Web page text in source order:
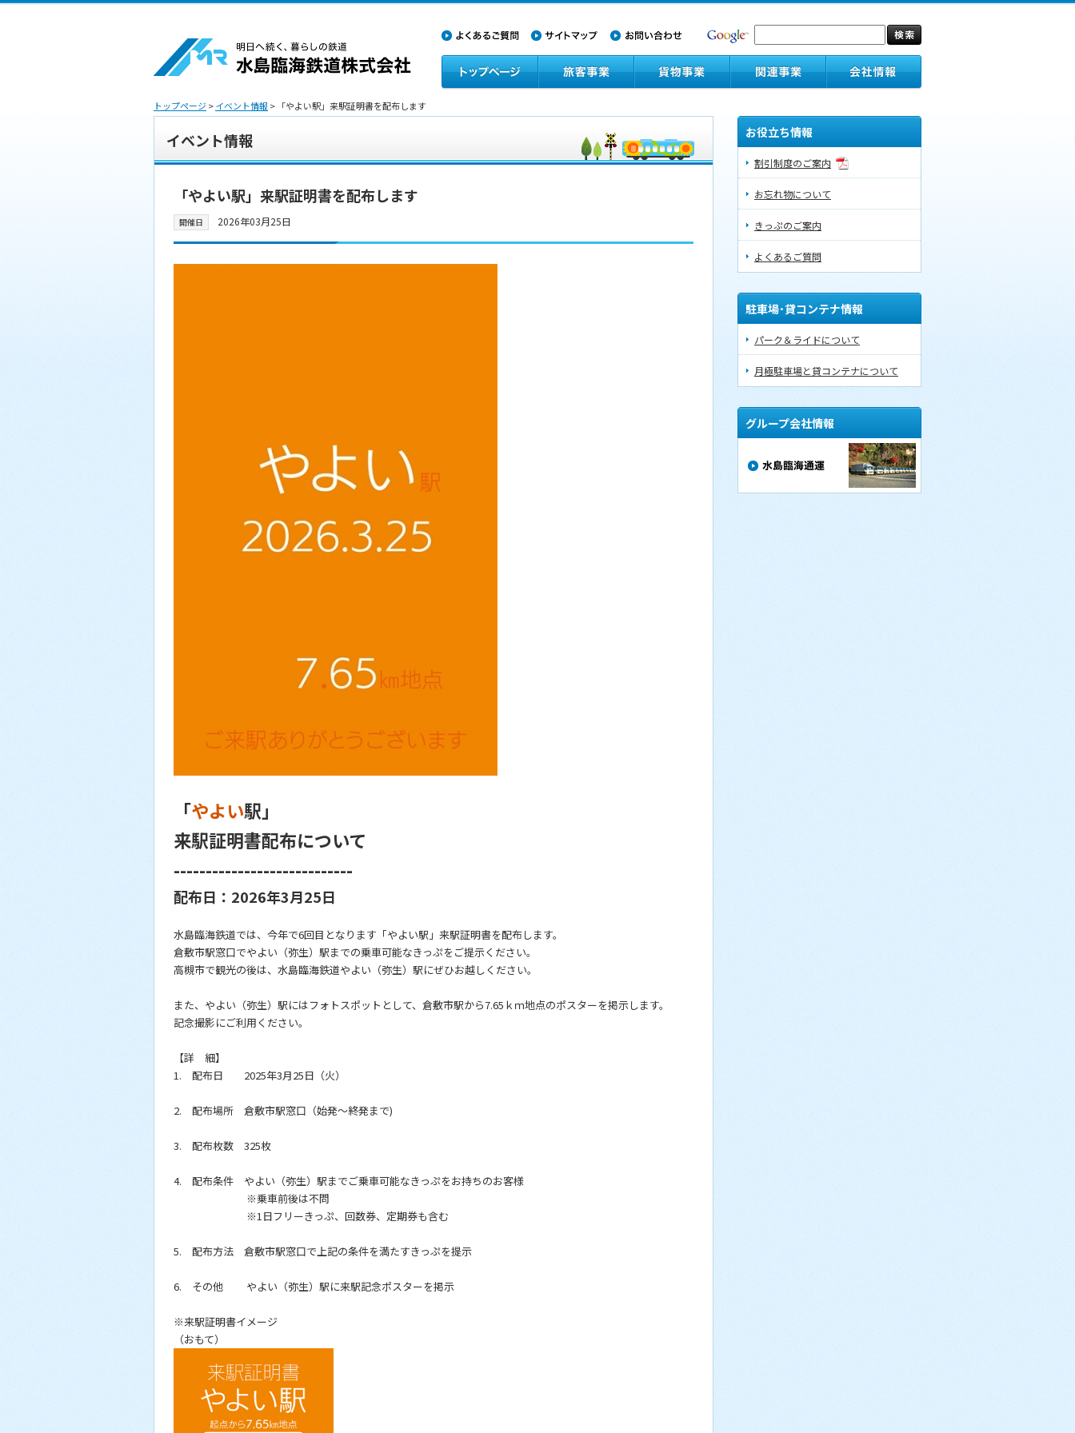
トップページ>イベント情報> 「やよい駅」来駅証明書を配布します
イベント情報
「やよい駅」来駅証明書を配布します
開催日 2026年03月25日
「やよい駅」
来駅証明書配布について
----------------------------
配布日：2026年3月25日
水島臨海鉄道では、今年で6回目となります「やよい駅」来駅証明書を配布します。
倉敷市駅窓口でやよい（弥生）駅までの乗車可能なきっぷをご提示ください。
高槻市で観光の後は、水島臨海鉄道やよい（弥生）駅にぜひお越しください。
また、やよい（弥生）駅にはフォトスポットとして、倉敷市駅から7.65ｋｍ地点のポスターを掲示します。
記念撮影にご利用ください。
【詳 細】
1. 配布日 2025年3月25日（火）
2. 配布場所 倉敷市駅窓口（始発～終発まで)
3. 配布枚数 325枚
4. 配布条件 やよい（弥生）駅までご乗車可能なきっぷをお持ちのお客様
※乗車前後は不問
※1日フリーきっぷ、回数券、定期券も含む
5. 配布方法 倉敷市駅窓口で上記の条件を満たすきっぷを提示
6. その他 やよい（弥生）駅に来駅記念ポスターを掲示
※来駅証明書イメージ
（おもて）
お役立ち情報
割引制度のご案内
お忘れ物について
きっぷのご案内
よくあるご質問
駐車場･貸コンテナ情報
パーク＆ライドについて
月極駐車場と貸コンテナについて
グループ会社情報